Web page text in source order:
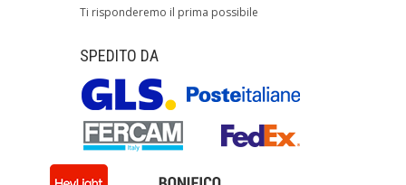
Ti risponderemo il prima possibile
SPEDITO DA